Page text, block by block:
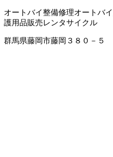
オートバイ整備修理オートバ
護用品販売レンタサイクル
群馬県藤岡市藤岡３８０－５